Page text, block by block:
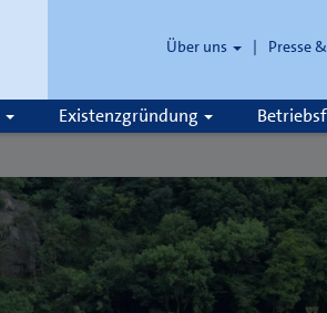
Über uns Presse
Existenzgründung